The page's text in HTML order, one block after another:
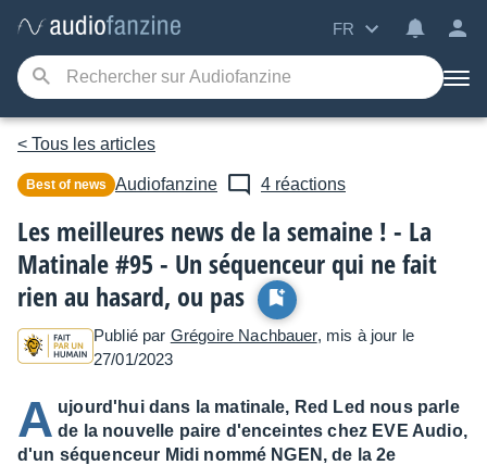
FR
< Tous les articles
Best of news Audiofanzine 4 réactions
Les meilleures news de la semaine ! - La
Matinale #95 - Un séquenceur qui ne fait
rien au hasard, ou pas
Publié par Grégoire Nachbauer, mis à jour le
27/01/2023
A ujourd'hui dans la matinale, Red Led nous parle
de la nouvelle paire d'enceintes chez EVE Audio,
d'un séquenceur Midi nommé NGEN, de la 2e